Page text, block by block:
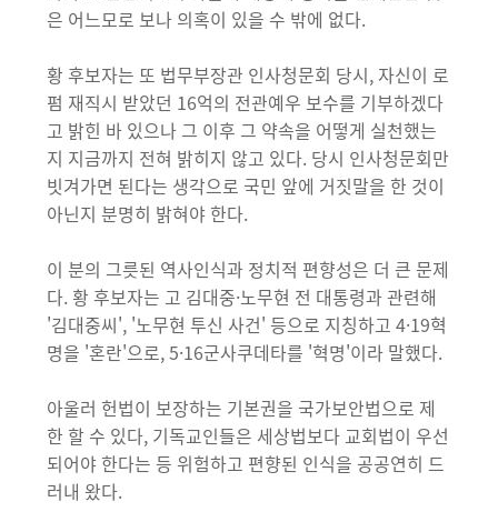
은 어느모로 보나 의혹이 있을 수 밖에 없다.
황 후보자는 또 법무부장관 인사청문회 당시, 자신이 로
펌 재직시 받았던 16억의 전관예우 보수를 기부하겠다
고 밝힌 바 있으나 그 이후 그 약속을 어떻게 실천했는
지 지금까지 전혀 밝히지 않고 있다. 당시 인사청문회만
빗겨가면 된다는 생각으로 국민 앞에 거짓말을 한 것이
아닌지 분명히 밝혀야 한다.
이 분의 그릇된 역사인식과 정치적 편향성은 더 큰 문제
다. 황 후보자는 고 김대중·노무현 전 대통령과 관련해
'김대중씨', '노무현 투신 사건' 등으로 지칭하고 4·19혁
명을 '혼란'으로, 5·16군사쿠데타를 '혁명'이라 말했다.
아울러 헌법이 보장하는 기본권을 국가보안법으로 제
한 할 수 있다, 기독교인들은 세상법보다 교회법이 우선
되어야 한다는 등 위험하고 편향된 인식을 공공연히 드
러내 왔다.